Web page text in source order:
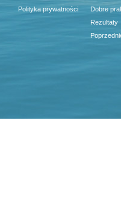
Polityka prywatności
Dobre
Rezultaty